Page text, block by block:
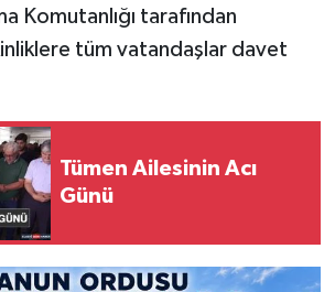
Komutanlığı tarafından
tüm vatandaşlar davet
Tümen Ailesinin Acı
Günü